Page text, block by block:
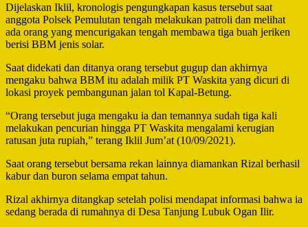
Dijelaskan Iklil, kronologis pengungkapan kasus tersebut saat
anggota Polsek Pemulutan tengah melakukan patroli dan melihat
ada orang yang mencurigakan tengah membawa tiga buah jeriken
berisi BBM jenis solar.
Saat didekati dan ditanya orang tersebut gugup dan akhirnya
mengaku bahwa BBM itu adalah milik PT Waskita yang dicuri di
lokasi proyek pembangunan jalan tol Kapal-Betung.
“Orang tersebut juga mengaku ia dan temannya sudah tiga kali
melakukan pencurian hingga PT Waskita mengalami kerugian
ratusan juta rupiah,” terang Iklil Jum’at (10/09/2021).
Saat orang tersebut bersama rekan lainnya diamankan Rizal berhasil
kabur dan buron selama empat tahun.
Rizal akhirnya ditangkap setelah polisi mendapat informasi bahwa ia
sedang berada di rumahnya di Desa Tanjung Lubuk Ogan Ilir.